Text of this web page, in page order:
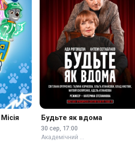
Будьте як вдома
30 сер, 17:00
Академічний …